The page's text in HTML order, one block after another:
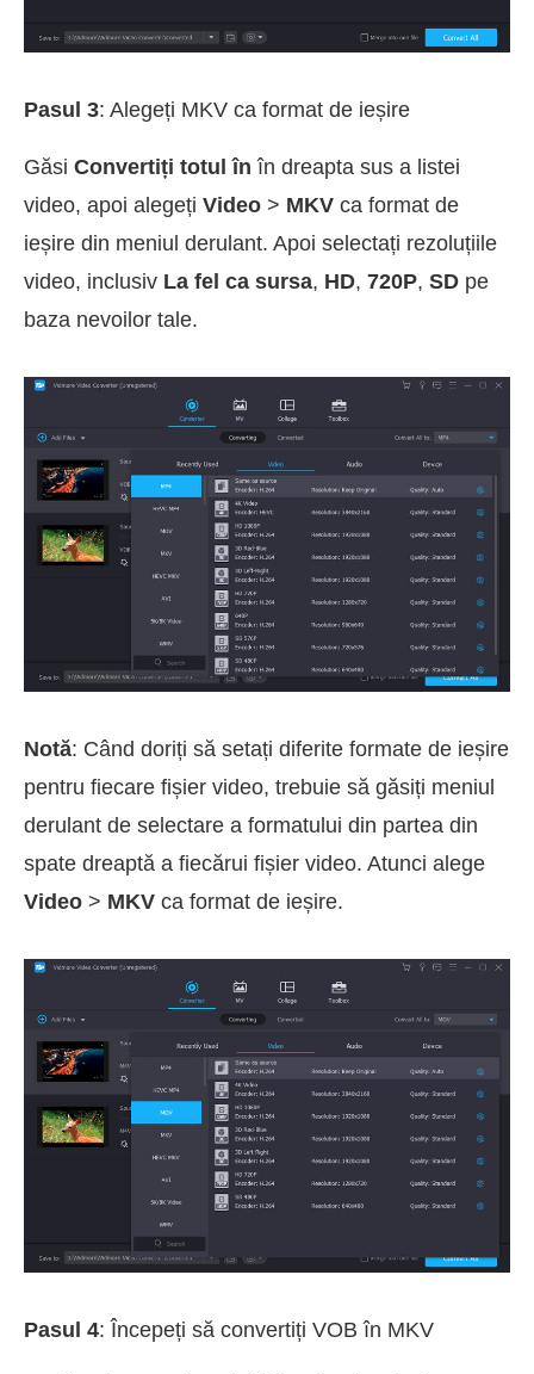
Pasul 3: Alegeți MKV ca format de ieșire
Găsi Convertiți totul în în dreapta sus a listei
video, apoi alegeți Video > MKV ca format de
ieșire din meniul derulant. Apoi selectați rezoluțiile
video, inclusiv La fel ca sursa, HD, 720P, SD pe
baza nevoilor tale.
Notă: Când doriți să setați diferite formate de ieșire
pentru fiecare fișier video, trebuie să găsiți meniul
derulant de selectare a formatului din partea din
spate dreaptă a fiecărui fișier video. Atunci alege
Video > MKV ca format de ieșire.
Pasul 4: Începeți să convertiți VOB în MKV